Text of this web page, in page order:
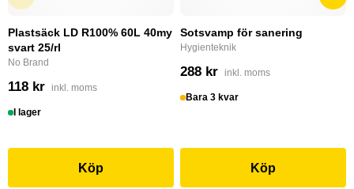
Plastsäck LD R100% 60L 40my
svart 25/rl
No Brand
118 kr inkl. moms
I lager
Köp
Sotsvamp för sanering
Hygienteknik
288 kr inkl. moms
Bara 3 kvar
Köp